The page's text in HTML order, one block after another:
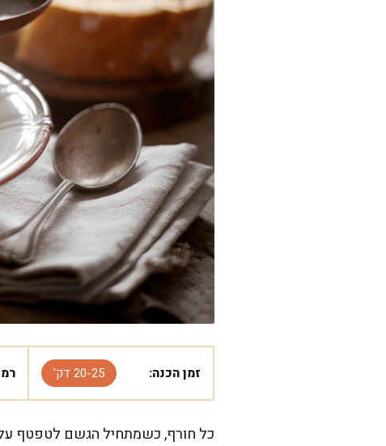
זמן הכנה: 20-25 דק'
כל חורף, כשמתחיל הגשם לטפטף על